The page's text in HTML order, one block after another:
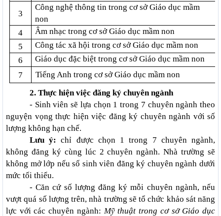
3
Công nghệ thông tin trong cơ sở Giáo dục mầm
non
4
Âm nhạc trong cơ sở Giáo dục mầm non
5
Công tác xã hội trong cơ sở Giáo dục mầm non
6
Giáo dục đặc biệt trong cơ sở Giáo dục mầm non
7
Tiếng Anh trong cơ sở Giáo dục mầm non
2. Thực hiện việc đăng ký chuyên ngành
- Sinh viên sẽ lựa chọn 1 trong 7 chuyên ngành theo
nguyện vọng thực hiện việc đăng ký chuyên ngành với số
lượng không hạn chế.
Lưu ý:chỉ được chọn 1 trong 7 chuyên ngành,
không đăng ký cùng lúc 2 chuyên ngành. Nhà trường sẽ
không mở lớp nếu số sinh viên đăng ký chuyên ngành dưới
mức tối thiểu.
- Căn cứ số lượng đăng ký mỗi chuyên ngành, nếu
vượt quá số lượng trên, nhà trường sẽ tổ chức khảo sát năng
lực với các chuyên ngành: Mỹ thuật trong cơ sở Giáo dục